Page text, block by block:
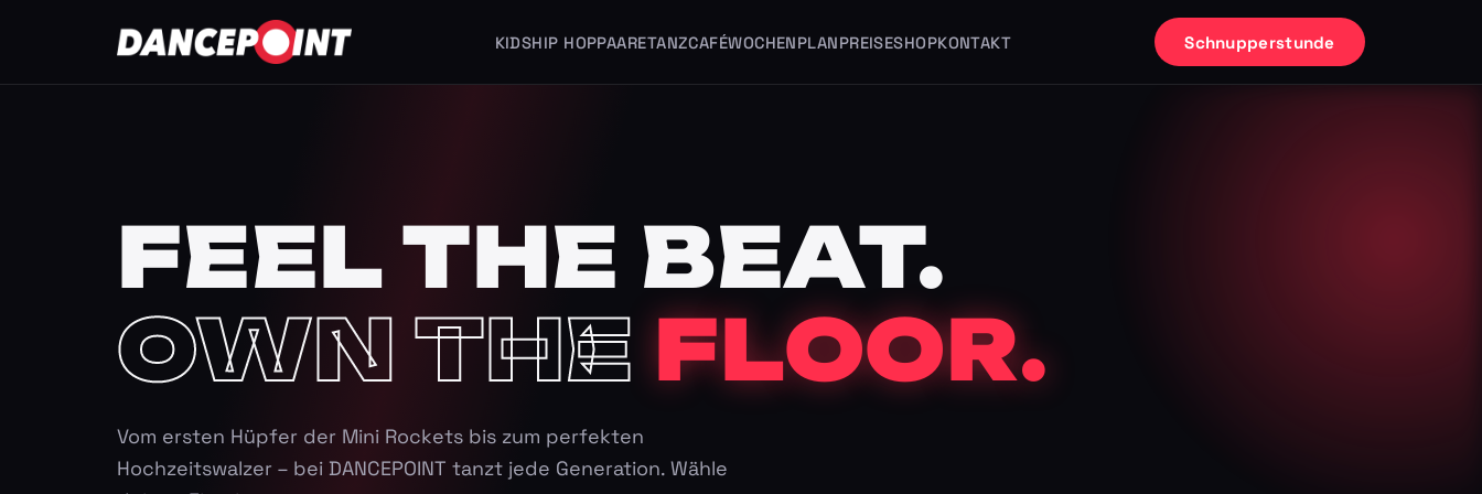
KIDSHIP HOPPAARETANZCAFÉWOCHENPLANPREISESHOPKONTAKT Schnupperstunde
FEEL THE BEAT.
OWN THE FLOOR.
Vom ersten Hüpfer der Mini Rockets bis zum perfekten
Hochzeitswalzer – bei DANCEPOINT tanzt jede Generation. Wähle